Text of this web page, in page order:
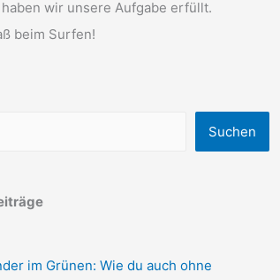
wir unsere Aufgabe erfüllt.
beim Surfen!
Suchen
im Grünen: Wie du auch ohne